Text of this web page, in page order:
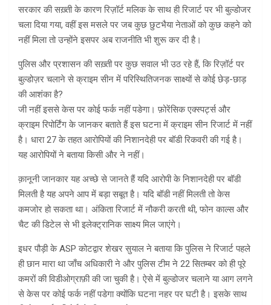
सरकार की सख़्ती के कारण रिज़ॉर्ट मलिक के साथ ही रिजार्ट पर भी बुल्डोजर
चला दिया गया, वहीं इस मसले पर जब कुछ छुटभैया नेताओं को कुछ कहने को
नहीं मिला तो उन्होंने इसपर अब राजनीति भी शुरू कर दी है।
पुलिस और प्रशासन की सख़्ती पर कुछ सवाल भी उठ रहे हैं, कि रिज़ॉर्ट पर
बुल्डोज़र चलाने से क्राइम सीन में परिस्थितिजनक साक्ष्यों से कोई छेड़-छाड़
की आशंका है?
जी नहीं इससे केस पर कोई फर्क नहीं पङेगा। फ़ोरेंसिक एक्स्पर्ट्स और
क्राइम रिपोर्टिंग के जानकर बताते हैं इस घटना में क्राइम सीन रिजार्ट में नहीं
है। धारा 27 के तहत आरोपियों की निशानदेही पर बॉडी रिकवरी की गई है।
यह आरोपियों ने बताया किसी और ने नहीं।
क़ानूनी जानकार यह अच्छे से जानते हैं यदि आरोपी के निशानदेही पर बॉडी
मिलती है यह अपने आप में बड़ा सबूत है। यदि बॉडी नहीं मिलती तो केस
कमजोर हो सकता था। अंकिता रिजार्ट में नौकरी करती थी, फोन काल्स और
चैट की डिटेल से भी इलेक्ट्रानिक साक्ष्य मिल जाएंगे।
इधर पौड़ी के ASP कोटद्वार शेखर सुयाल ने बताया कि पुलिस ने रिजार्ट पहले
ही छान मारा था जाँच अधिकारी ने और पुलिस टीम ने 22 सितम्बर को ही पूरे
कमरों की विडीओग्राफ़ी की जा चुकी है। ऐसे में बुल्डोजर चलाने या आग लगने
से केस पर कोई फर्क नहीं पडेगा क्योंकि घटना नहर पर घटी है। इसके साथ